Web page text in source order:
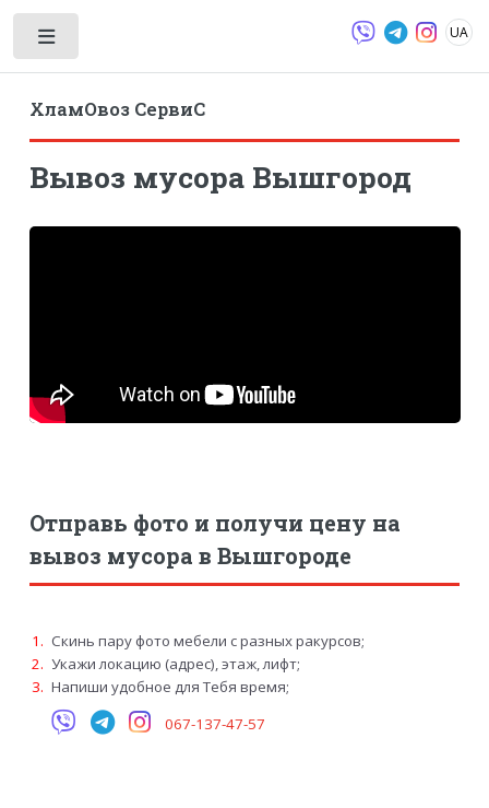
ХламОвоз СервиС
UA
Вывоз мусора Вышгород
Отправь фото и получи цену на
вывоз мусора в Вышгороде
Скинь пару фото мебели с разных ракурсов;
Укажи локацию (адрес), этаж, лифт;
Напиши удобное для Тебя время;
067-137-47-57